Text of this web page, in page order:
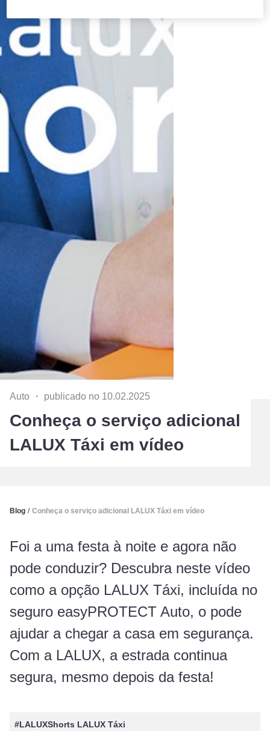
Auto ・ publicado no 10.02.2025
Conheça o serviço adicional
LALUX Táxi em vídeo
Blog / Conheça o serviço adicional LALUX Táxi em vídeo
Foi a uma festa à noite e agora não
pode conduzir? Descubra neste vídeo
como a opção LALUX Táxi, incluída no
seguro easyPROTECT Auto, o pode
ajudar a chegar a casa em segurança.
Com a LALUX, a estrada continua
segura, mesmo depois da festa!
#LALUXShorts LALUX Táxi